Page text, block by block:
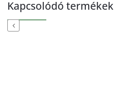
Kapcsolódó termékek
Previous